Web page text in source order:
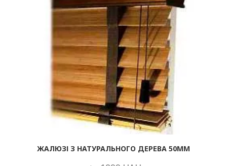
ЖАЛЮЗІ З НАТУРАЛЬНОГО ДЕРЕВА 50ММ